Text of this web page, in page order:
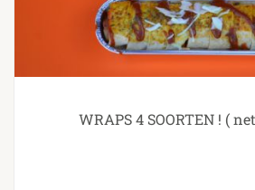
WRAPS 4 SOORTEN ! (